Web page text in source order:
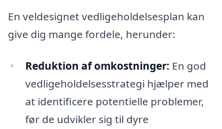
En veldesignet vedligeholdelsesplan kan
give dig mange fordele, herunder:
Reduktion af omkostninger: En god
vedligeholdelsesstrategi hjælper med
at identificere potentielle problemer,
før de udvikler sig til dyre